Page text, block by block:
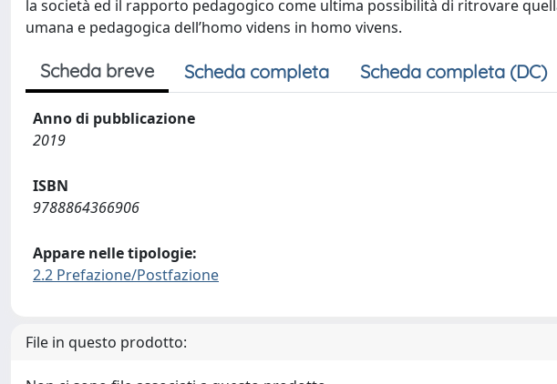
la società ed il rapporto pedagogico come ultima possibilità di ritrovare
umana e pedagogica dell’homo videns in homo vivens.
Scheda breve Scheda completa Scheda completa (DC)
Anno di pubblicazione
2019
ISBN
9788864366906
Appare nelle tipologie:
2.2 Prefazione/Postfazione
File in questo prodotto: